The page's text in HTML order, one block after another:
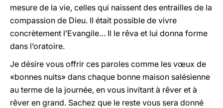
mesure de la vie, celles qui naissent des entrailles de la
compassion de Dieu. Il était possible de vivre
concrètement l’Evangile… Il le rêva et lui donna forme
dans l’oratoire.
Je désire vous offrir ces paroles comme les vœux de
«bonnes nuits» dans chaque bonne maison salésienne
au terme de la journée, en vous invitant à rêver et à
rêver en grand. Sachez que le reste vous sera donné